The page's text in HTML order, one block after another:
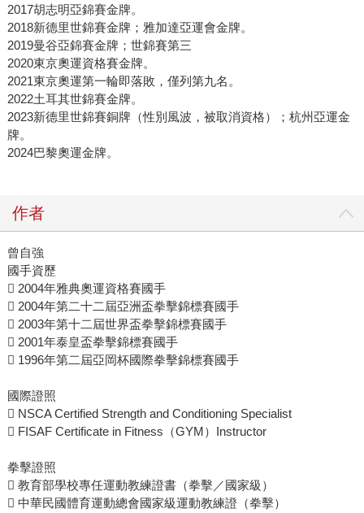
2017胡志明亞錦賽金牌。
2018新德里世錦賽金牌；雅加達亞運會金牌。
2019曼谷亞錦賽金牌；世錦賽第三
2020東京奧運資格賽金牌。
2021東京奧運第一輪即落敗，僅列第九名。
2022土耳其世錦賽金牌。
2023新德里世錦賽銅牌（性別風波，被取消資格）；杭州亞運金
牌。
2024巴黎奧運金牌。
作者
曾自強
國手資歷
 2004年雅典奧運資格賽國手
 2004年第二十二屆亞洲盃拳擊錦標賽國手
 2003年第十二屆世界盃拳擊錦標賽國手
 2001年泰皇盃拳擊錦標賽國手
 1996年第二屆亞岡杯國際拳擊錦標賽國手
國際證照
 NSCA Certified Strength and Conditioning Specialist
 FISAF Certificate in Fitness（GYM）Instructor
拳擊證照
 教育部學校專任運動教練證書（拳擊／國家級）
 中華民國體育運動總會國家級運動教練證（拳擊）